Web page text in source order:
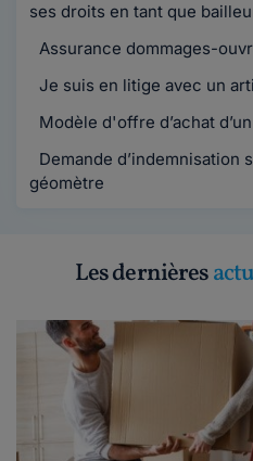
ses droits en tant que
Assurance dommages-
Je suis en litige avec un
Modèle d'offre d’achat
Demande d’indemnisation
géomètre
Les dernières